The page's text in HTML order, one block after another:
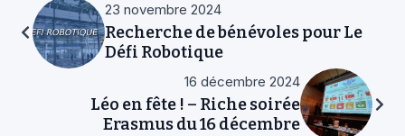
23 novembre 2024
Recherche de bénévoles pour Le
Défi Robotique
16 décembre 2024
Léo en fête ! – Riche soirée
Erasmus du 16 décembre